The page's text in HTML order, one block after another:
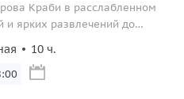
Краби в расслабленном
и ярких развлечений до
10 ч.